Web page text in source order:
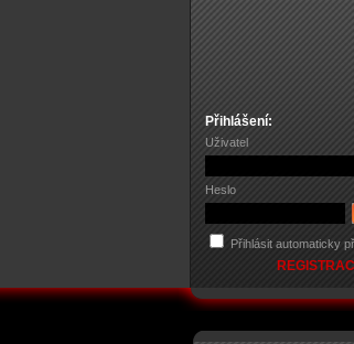
Přihlášení:
Uživatel
Heslo
Přihlásit automaticky